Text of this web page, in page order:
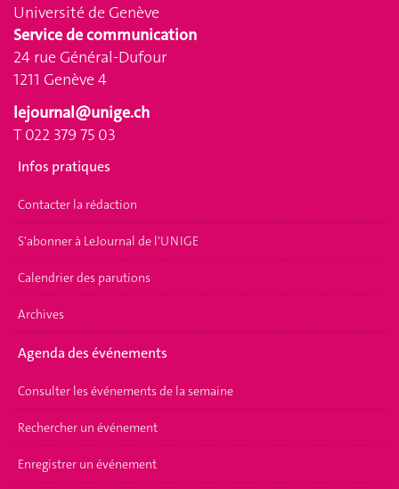
Université de Genève
Service de communication
24 rue Général-Dufour
1211 Genève 4
lejournal@unige.ch
T 022 379 75 03
Infos pratiques
Contacter la rédaction
S'abonner à LeJournal de l'UNIGE
Calendrier des parutions
Archives
Agenda des événements
Consulter les événements de la semaine
Rechercher un événement
Enregistrer un événement